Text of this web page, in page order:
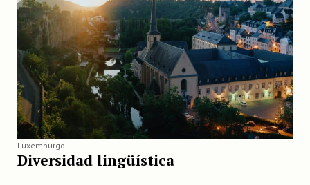
Luxemburgo
Diversidad lingüística